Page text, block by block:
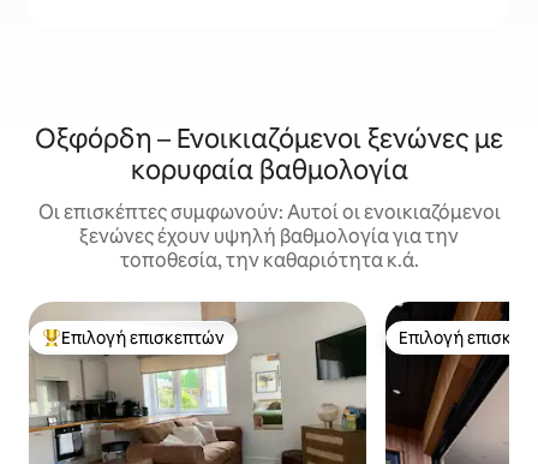
Οξφόρδη – Ενοικιαζόμενοι ξενώνες με
κορυφαία βαθμολογία
Οι επισκέπτες συμφωνούν: Αυτοί οι ενοικιαζόμενοι
ξενώνες έχουν υψηλή βαθμολογία για την
τοποθεσία, την καθαριότητα κ.ά.
Κορυφαία επιλογή επισκεπτών
Επιλογή επισκεπτών Επιλογή
Επιλογή